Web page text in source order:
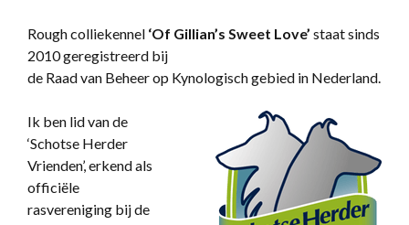
Rough colliekennel ‘Of Gillian’s Sweet Love’ staat sinds
2010 geregistreerd bij
de Raad van Beheer op Kynologisch gebied in Nederland.
Ik ben lid van de
‘Schotse Herder
Vrienden’, erkend als
officiële
rasvereniging bij de